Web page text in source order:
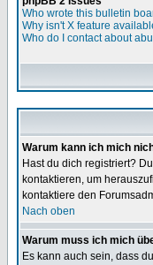
Who wrote this bulletin
Why isn't X feature
Who do I contact about
Warum kann ich mich
Hast du dich registriert?
kontaktieren, um
kontaktiere den
Nach oben
Warum muss ich mich
Es kann auch sein, dass